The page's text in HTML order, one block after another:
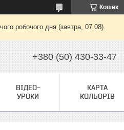
Кошик
робочого дня (завтра, 07.08).
+380 (50) 430-33-47
ВІДЕО-
УРОКИ
КАРТА
КОЛЬОРІВ